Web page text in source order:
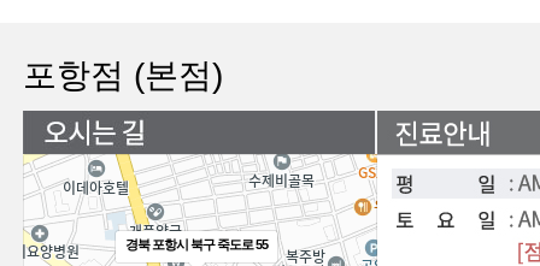
포항점 (본점)
경북 포항시 북구 죽도로 55